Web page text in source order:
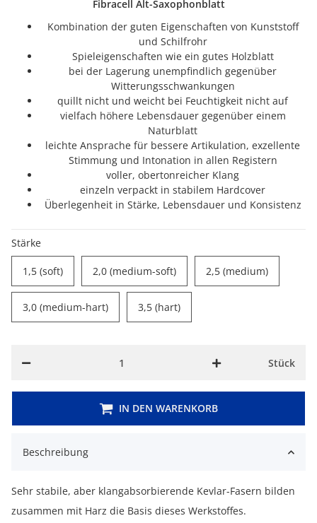
Fibracell Alt-Saxophonblatt
Kombination der guten Eigenschaften von Kunststoff
und Schilfrohr
Spieleigenschaften wie ein gutes Holzblatt
bei der Lagerung unempfindlich gegenüber
Witterungsschwankungen
quillt nicht und weicht bei Feuchtigkeit nicht auf
vielfach höhere Lebensdauer gegenüber einem
Naturblatt
leichte Ansprache für bessere Artikulation, exzellente
Stimmung und Intonation in allen Registern
voller, obertonreicher Klang
einzeln verpackt in stabilem Hardcover
Überlegenheit in Stärke, Lebensdauer und Konsistenz
Stärke
1,5 (soft)1,5 (soft)2,0 (medium-soft)2,0 (medium-soft)
2,5 (medium)2,5
3,0 (medium-hart)3,0 (medium-hart)
3,5 (hart)3,5 (hart)
Stück
IN DEN WARENKORB
Beschreibung
Sehr stabile, aber klangabsorbierende Kevlar-Fasern bilden
zusammen mit Harz die Basis dieses Werkstoffes.